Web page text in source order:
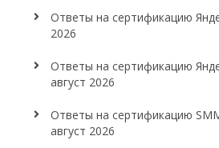
Ответы на сертификацию
2026
Ответы на сертификацию
август 2026
Ответы на сертификацию
август 2026